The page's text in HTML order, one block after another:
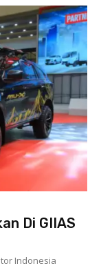
Di GIIAS
Indonesia